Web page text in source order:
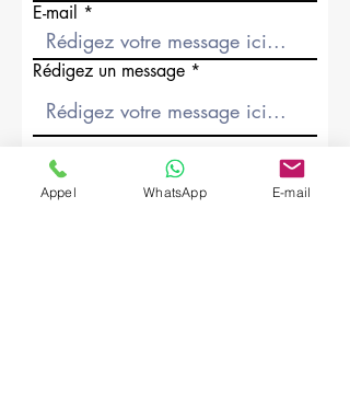
E-mail
Rédigez un message
Société
Appel WhatsApp E-mail